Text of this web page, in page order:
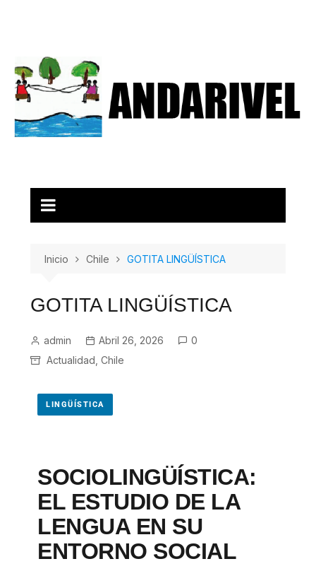
Inicio Chile GOTITA LINGÜÍSTICA
GOTITA LINGÜÍSTICA
admin Abril 26, 2026
0
Actualidad ,Chile
LINGÜÍSTICA
SOCIOLINGÜÍSTICA:
EL ESTUDIO DE LA
LENGUA EN SU
ENTORNO SOCIAL